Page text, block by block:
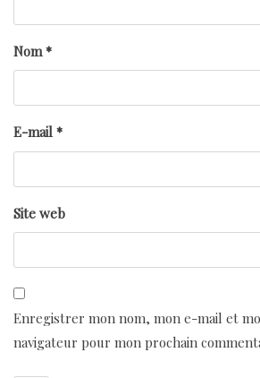
Nom *
E-mail *
Site web
Enregistrer mon nom, mon e-mail et
navigateur pour mon prochain